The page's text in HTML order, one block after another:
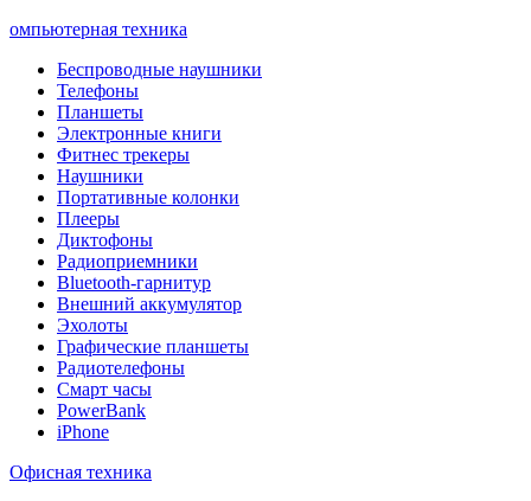
омпьютерная техника
Беспроводные наушники
Телефоны
Планшеты
Электронные книги
Фитнес трекеры
Наушники
Портативные колонки
Плееры
Диктофоны
Радиоприемники
Bluetooth-гарнитур
Внешний аккумулятор
Эхолоты
Графические планшеты
Радиотелефоны
Смарт часы
PowerBank
iPhone
Офисная техника